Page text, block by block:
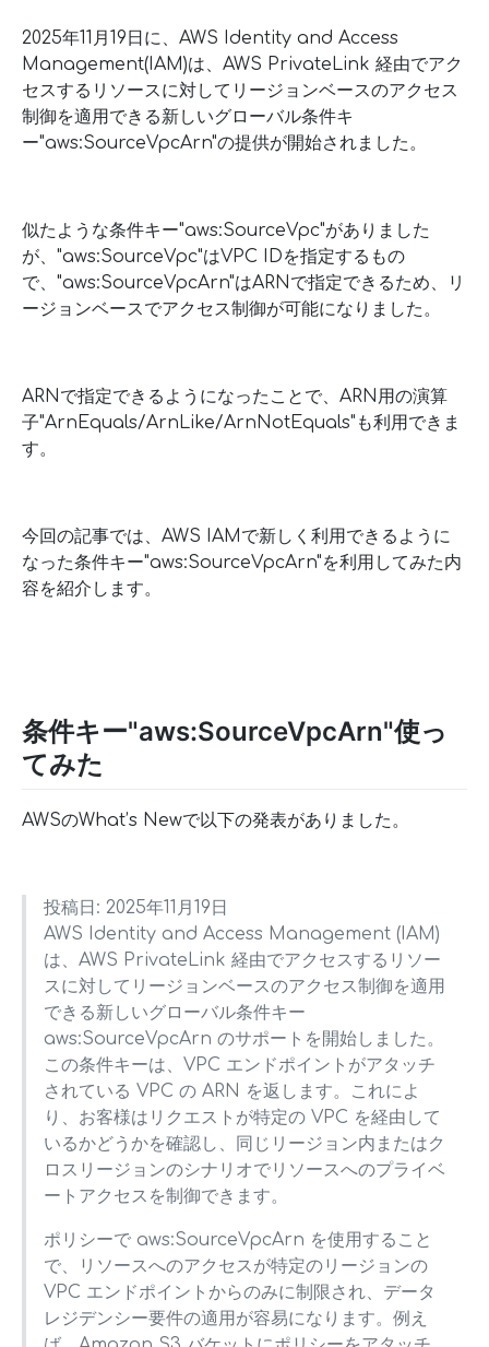
2025年11月19日に、AWS Identity and Access
Management(IAM)は、AWS PrivateLink 経由でアク
セスするリソースに対してリージョンベースのアクセス
制御を適用できる新しいグローバル条件キ
ー"aws:SourceVpcArn"の提供が開始されました。
似たような条件キー"aws:SourceVpc"がありました
が、"aws:SourceVpc"はVPC IDを指定するもの
で、"aws:SourceVpcArn"はARNで指定できるため、リ
ージョンベースでアクセス制御が可能になりました。
ARNで指定できるようになったことで、ARN用の演算
子"ArnEquals/ArnLike/ArnNotEquals"も利用できま
す。
今回の記事では、AWS IAMで新しく利用できるように
なった条件キー"aws:SourceVpcArn"を利用してみた内
容を紹介します。
条件キー"aws:SourceVpcArn"使っ
てみた
AWSのWhat’s Newで以下の発表がありました。
投稿日: 2025年11月19日
AWS Identity and Access Management (IAM)
は、AWS PrivateLink 経由でアクセスするリソー
スに対してリージョンベースのアクセス制御を適用
できる新しいグローバル条件キー
aws:SourceVpcArn のサポートを開始しました。
この条件キーは、VPC エンドポイントがアタッチ
されている VPC の ARN を返します。これによ
り、お客様はリクエストが特定の VPC を経由して
いるかどうかを確認し、同じリージョン内またはク
ロスリージョンのシナリオでリソースへのプライベ
ートアクセスを制御できます。
ポリシーで aws:SourceVpcArn を使用すること
で、リソースへのアクセスが特定のリージョンの
VPC エンドポイントからのみに制限され、データ
レジデンシー要件の適用が容易になります。例え